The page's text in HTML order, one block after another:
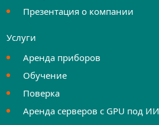
Презентация о компании
Услуги
Аренда приборов
Обучение
Поверка
Аренда серверов с GPU под ИИ